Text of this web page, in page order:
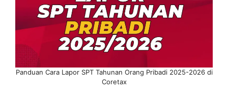
Panduan Cara Lapor SPT Tahunan Orang Pribadi 2025-2026 di
Coretax